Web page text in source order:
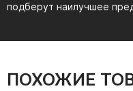
подберут наилучшее
ПОХОЖИЕ